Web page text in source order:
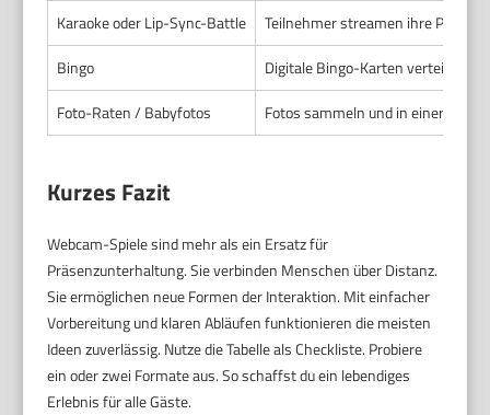
Karaoke oder Lip-Sync-Battle
Teilnehmer streamen ihre
Bingo
Digitale Bingo-Karten verteilen.
Foto-Raten / Babyfotos
Fotos sammeln und in einer
Kurzes Fazit
Webcam-Spiele sind mehr als ein Ersatz für
Präsenzunterhaltung. Sie verbinden Menschen über Distanz.
Sie ermöglichen neue Formen der Interaktion. Mit einfacher
Vorbereitung und klaren Abläufen funktionieren die meisten
Ideen zuverlässig. Nutze die Tabelle als Checkliste. Probiere
ein oder zwei Formate aus. So schaffst du ein lebendiges
Erlebnis für alle Gäste.